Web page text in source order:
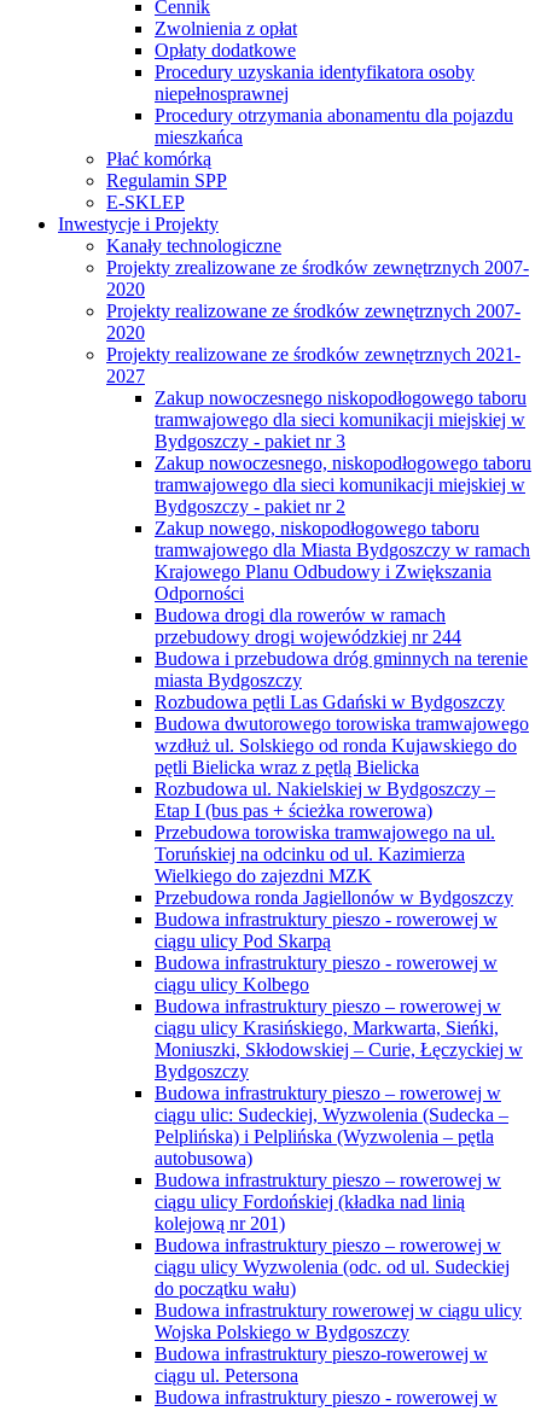
Cennik
Zwolnienia z opłat
Opłaty dodatkowe
Procedury uzyskania identyfikatora osoby
niepełnosprawnej
Procedury otrzymania abonamentu dla pojazdu
mieszkańca
Płać komórką
Regulamin SPP
E-SKLEP
Inwestycje i Projekty
Kanały technologiczne
Projekty zrealizowane ze środków zewnętrznych 2007-
2020
Projekty realizowane ze środków zewnętrznych 2007-
2020
Projekty realizowane ze środków zewnętrznych 2021-
2027
Zakup nowoczesnego niskopodłogowego taboru
tramwajowego dla sieci komunikacji miejskiej w
Bydgoszczy - pakiet nr 3
Zakup nowoczesnego, niskopodłogowego taboru
tramwajowego dla sieci komunikacji miejskiej w
Bydgoszczy - pakiet nr 2
Zakup nowego, niskopodłogowego taboru
tramwajowego dla Miasta Bydgoszczy w ramach
Krajowego Planu Odbudowy i Zwiększania
Odporności
Budowa drogi dla rowerów w ramach
przebudowy drogi wojewódzkiej nr 244
Budowa i przebudowa dróg gminnych na terenie
miasta Bydgoszczy
Rozbudowa pętli Las Gdański w Bydgoszczy
Budowa dwutorowego torowiska tramwajowego
wzdłuż ul. Solskiego od ronda Kujawskiego do
pętli Bielicka wraz z pętlą Bielicka
Rozbudowa ul. Nakielskiej w Bydgoszczy –
Etap I (bus pas + ścieżka rowerowa)
Przebudowa torowiska tramwajowego na ul.
Toruńskiej na odcinku od ul. Kazimierza
Wielkiego do zajezdni MZK
Przebudowa ronda Jagiellonów w Bydgoszczy
Budowa infrastruktury pieszo - rowerowej w
ciągu ulicy Pod Skarpą
Budowa infrastruktury pieszo - rowerowej w
ciągu ulicy Kolbego
Budowa infrastruktury pieszo – rowerowej w
ciągu ulicy Krasińskiego, Markwarta, Sieńki,
Moniuszki, Skłodowskiej – Curie, Łęczyckiej w
Bydgoszczy
Budowa infrastruktury pieszo – rowerowej w
ciągu ulic: Sudeckiej, Wyzwolenia (Sudecka –
Pelplińska) i Pelplińska (Wyzwolenia – pętla
autobusowa)
Budowa infrastruktury pieszo – rowerowej w
ciągu ulicy Fordońskiej (kładka nad linią
kolejową nr 201)
Budowa infrastruktury pieszo – rowerowej w
ciągu ulicy Wyzwolenia (odc. od ul. Sudeckiej
do początku wału)
Budowa infrastruktury rowerowej w ciągu ulicy
Wojska Polskiego w Bydgoszczy
Budowa infrastruktury pieszo-rowerowej w
ciągu ul. Petersona
Budowa infrastruktury pieszo - rowerowej w